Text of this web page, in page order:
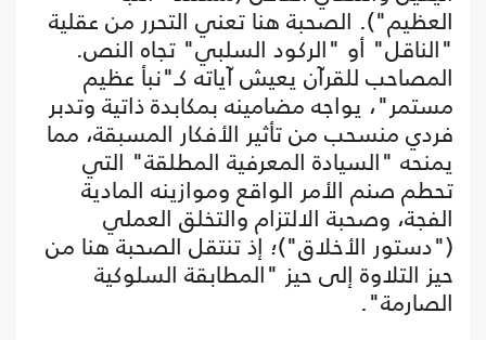
العظيم"). الصحبة هنا تعني التحرر من عقلية
"الناقل" أو "الركود السلبي" تجاه النص.
المصاحب للقرآن يعيش آياته كـ"نبأ عظيم
مستمر"، يواجه مضامينه بمكابدة ذاتية وتدبر
فردي منسحب من تأثير الأفكار المسبقة، مما
يمنحه "السيادة المعرفية المطلقة" التي
تحطم صنم الأمر الواقع وموازينه المادية
الفجة، وصحبة الالتزام والتخلق العملي
("دستور الأخلاق")؛ إذ تنتقل الصحبة هنا من
حيز التلاوة إلى حيز "المطابقة السلوكية
الصارمة".